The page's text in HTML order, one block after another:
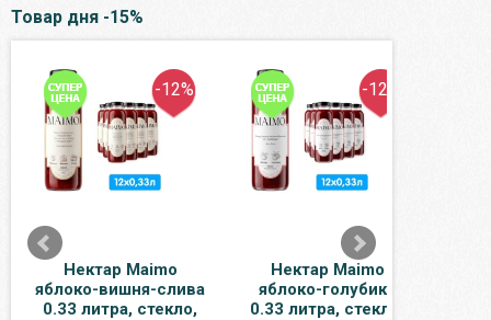
Товар дня -15%
-12%
Нектар Maimo
яблоко-вишня-слива
0.33 литра, стекло,
-12%
Нектар Maimo
яблоко-голубика
0.33 литра, стекло,